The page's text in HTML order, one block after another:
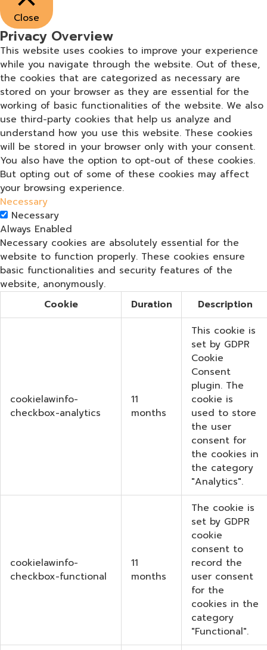
Close
Privacy Overview
This website uses cookies to improve your experience
while you navigate through the website. Out of these,
the cookies that are categorized as necessary are
stored on your browser as they are essential for the
working of basic functionalities of the website. We also
use third-party cookies that help us analyze and
understand how you use this website. These cookies
will be stored in your browser only with your consent.
You also have the option to opt-out of these cookies.
But opting out of some of these cookies may affect
your browsing experience.
Necessary
Necessary
Always Enabled
Necessary cookies are absolutely essential for the
website to function properly. These cookies ensure
basic functionalities and security features of the
website, anonymously.
Cookie
Duration Description
cookielawinfo-
checkbox-analytics
11
months
This cookie is
set by GDPR
Cookie
Consent
plugin. The
cookie is
used to store
the user
consent for
the cookies in
the category
"Analytics".
cookielawinfo-
checkbox-functional
11
months
The cookie is
set by GDPR
cookie
consent to
record the
user consent
for the
cookies in the
category
"Functional".